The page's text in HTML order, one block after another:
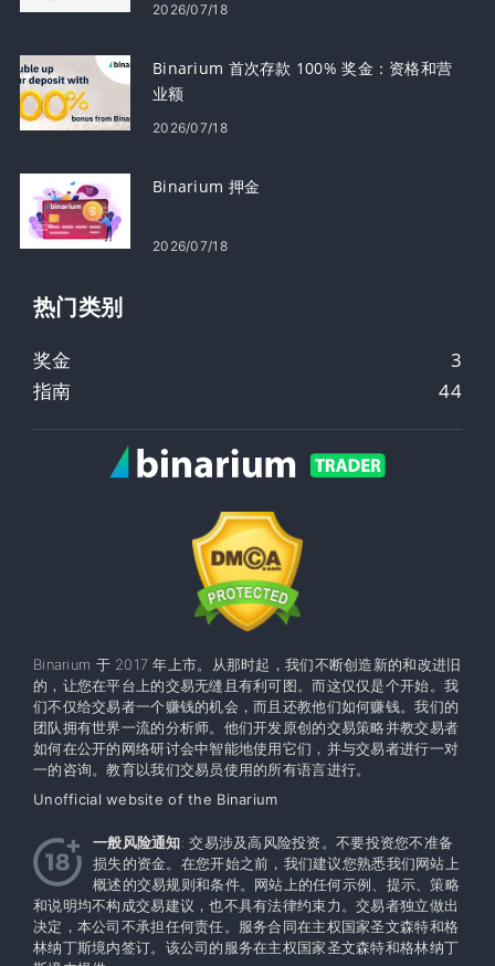
2026/07/18
Binarium 首次存款 100% 奖金：资格和营
业额
2026/07/18
Binarium 押金
2026/07/18
热门类别
奖金
3
指南
44
Binarium 于 2017 年上市。从那时起，我们不断创造新的和改进旧
的，让您在平台上的交易无缝且有利可图。而这仅仅是个开始。我
们不仅给交易者一个赚钱的机会，而且还教他们如何赚钱。我们的
团队拥有世界一流的分析师。他们开发原创的交易策略并教交易者
如何在公开的网络研讨会中智能地使用它们，并与交易者进行一对
一的咨询。教育以我们交易员使用的所有语言进行。
Unofficial website of the Binarium
一般风险通知: 交易涉及高风险投资。不要投资您不准备
损失的资金。在您开始之前，我们建议您熟悉我们网站上
概述的交易规则和条件。网站上的任何示例、提示、策略
和说明均不构成交易建议，也不具有法律约束力。交易者独立做出
决定，本公司不承担任何责任。服务合同在主权国家圣文森特和格
林纳丁斯境内签订。该公司的服务在主权​​国家圣文森特和格林纳丁